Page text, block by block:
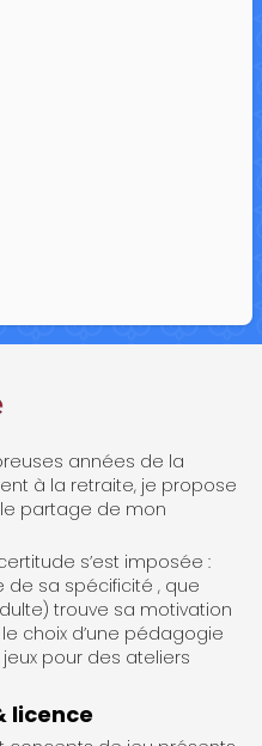
années de la
à la retraite, je propose
partage de mon
s’est imposée :
de sa spécificité , que
trouve sa motivation
choix d’une pédagogie
pour des ateliers
licence